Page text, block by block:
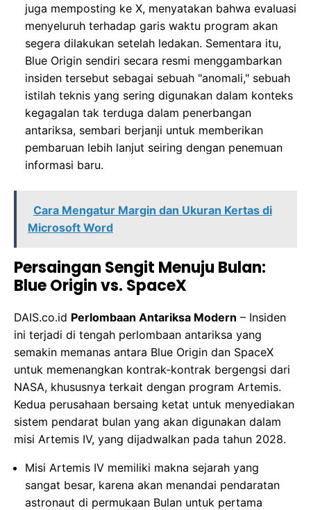
juga memposting ke X, menyatakan bahwa evaluasi
menyeluruh terhadap garis waktu program akan
segera dilakukan setelah ledakan. Sementara itu,
Blue Origin sendiri secara resmi menggambarkan
insiden tersebut sebagai sebuah "anomali," sebuah
istilah teknis yang sering digunakan dalam konteks
kegagalan tak terduga dalam penerbangan
antariksa, sembari berjanji untuk memberikan
pembaruan lebih lanjut seiring dengan penemuan
informasi baru.
Cara Mengatur Margin dan Ukuran Kertas di
Microsoft Word
Persaingan Sengit Menuju Bulan:
Blue Origin vs. SpaceX
DAIS.co.id Perlombaan Antariksa Modern – Insiden
ini terjadi di tengah perlombaan antariksa yang
semakin memanas antara Blue Origin dan SpaceX
untuk memenangkan kontrak-kontrak bergengsi dari
NASA, khususnya terkait dengan program Artemis.
Kedua perusahaan bersaing ketat untuk menyediakan
sistem pendarat bulan yang akan digunakan dalam
misi Artemis IV, yang dijadwalkan pada tahun 2028.
Misi Artemis IV memiliki makna sejarah yang
sangat besar, karena akan menandai pendaratan
astronaut di permukaan Bulan untuk pertama